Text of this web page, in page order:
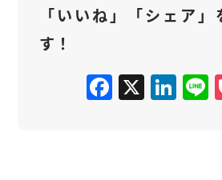
「いいね」「シェア
す！
F X Li